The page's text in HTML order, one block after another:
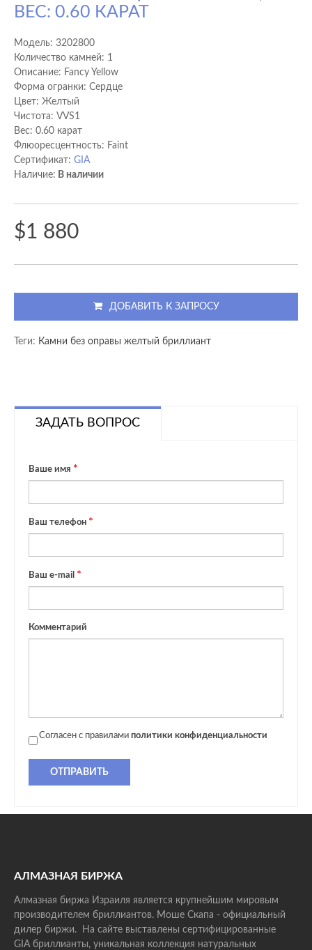
ВЕС: 0.60 КАРАТ
Модель: 3202800
Количество камней: 1
Описание: Fancy Yellow
Форма огранки: Сердце
Цвет: Желтый
Чистота: VVS1
Вес: 0.60 карат
Флюоресцентность: Faint
Сертификат: GIA
Наличие: В наличии
$1 880
ДОБАВИТЬ К ЗАПРОСУ
Теги: Камни без оправы желтый бриллиант
ЗАДАТЬ ВОПРОС
Ваше имя
Ваш телефон
Ваш e-mail
Комментарий
Согласен с правилами политики конфиденциальности
ОТПРАВИТЬ
АЛМАЗНАЯ БИРЖА
Алмазная биржа Израиля является крупнейшим мировым
производителем бриллиантов. Моше Скапа - официальный
дилер биржи. На сайте выставлены сертифицированные
GIA бриллианты, уникальная коллекция натуральных